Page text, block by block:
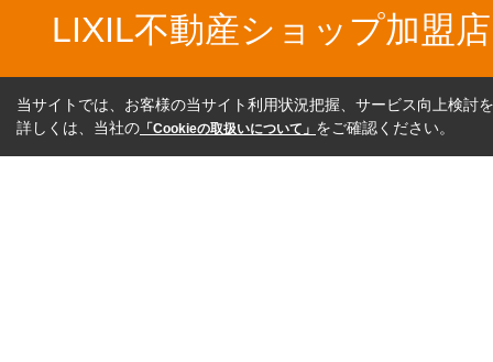
LIXIL不動産ショップ加盟
当サイトでは、お客様の当サイト利用状況把握、サービス向上検討
詳しくは、当社の 「Cookieの取扱いについて」 をご確認ください。